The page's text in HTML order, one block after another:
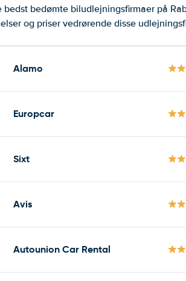
bedst bedømte biludlejningsfirmaer på
og priser vedrørende disse
Alamo
Europcar
Sixt
Avis
Autounion Car Rental